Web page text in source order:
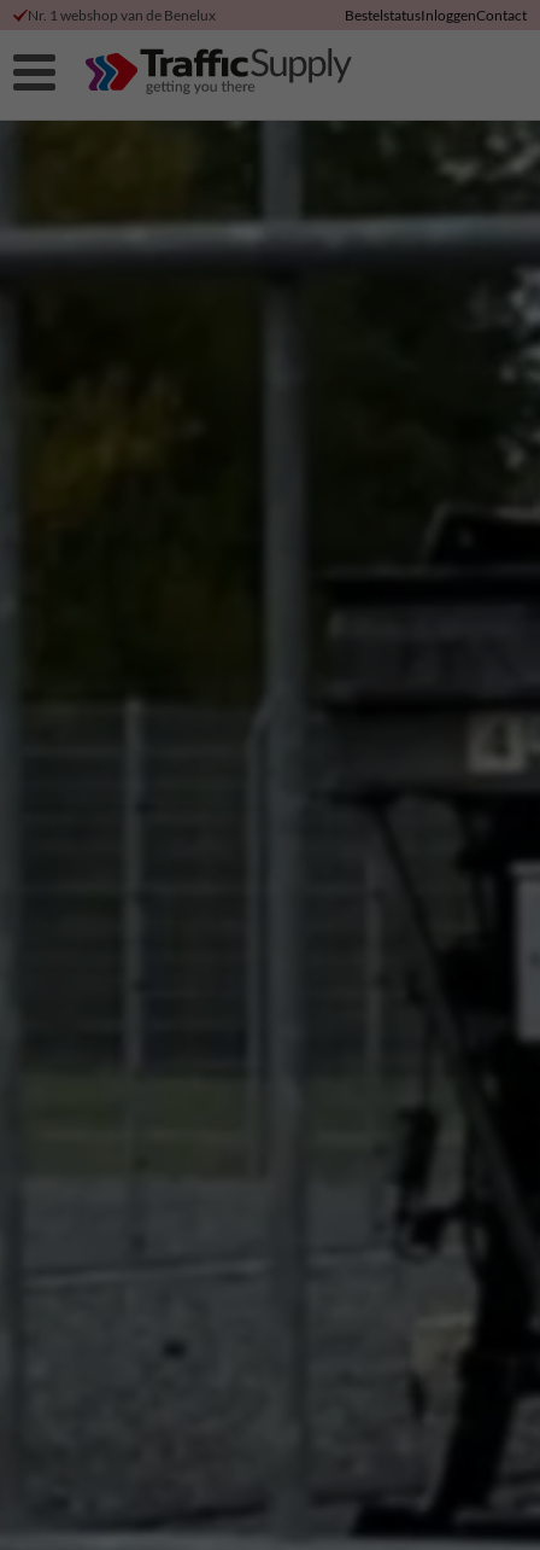
Nr. 1 webshop van de Benelux
Hoge klanttevredenheid
Korting bij directe betaling
Duurzame productie
BestelstatusInloggenContact